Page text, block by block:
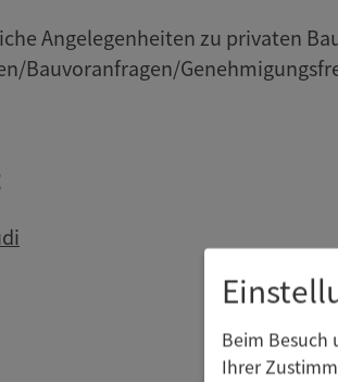
Angelegenheiten zu privaten
Bauvoranfragen/
Beim Besuch
Ihrer